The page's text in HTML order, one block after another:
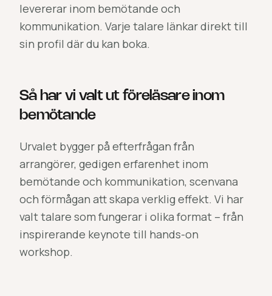
levererar inom bemötande och
kommunikation. Varje talare länkar direkt till
sin profil där du kan boka.
Så har vi valt ut föreläsare inom
bemötande
Urvalet bygger på efterfrågan från
arrangörer, gedigen erfarenhet inom
bemötande och kommunikation, scenvana
och förmågan att skapa verklig effekt. Vi har
valt talare som fungerar i olika format – från
inspirerande keynote till hands-on
workshop.